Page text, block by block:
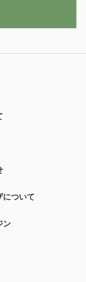
について
ン